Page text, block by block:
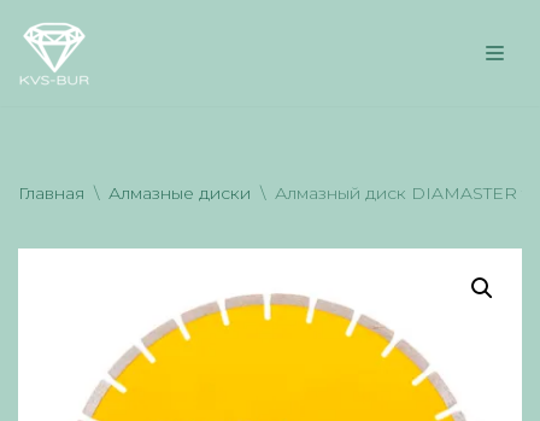
Перейти
Главная \ Алмазные диски \ Алмазный диск DIAMASTER